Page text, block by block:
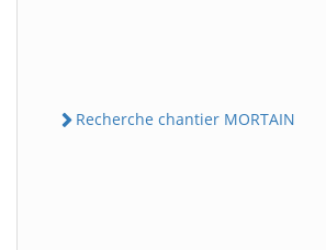
Recherche chantier MORTAIN